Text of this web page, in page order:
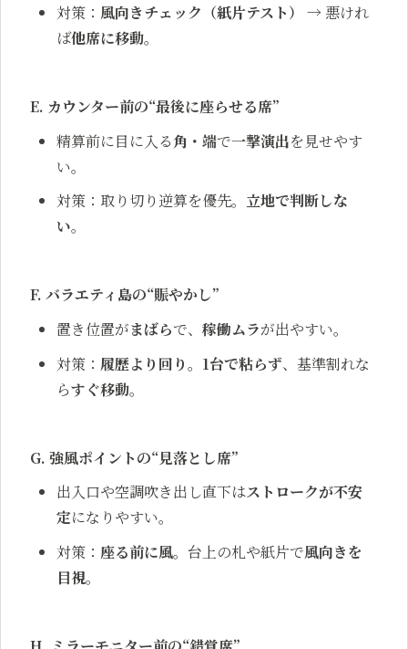
対策： 風向きチェック（紙片テスト）
→ 悪けれ
ば他席に移動。
E. カウンター前の“最後に座らせる席”
精算前に目に入る角・端で一撃演出を見せやす
い。
対策：取り切り逆算を優先。 立地で判断しな
い。
F. バラエティ島の“賑やかし”
置き位置がまばらで、稼働ムラが出やすい。
対策： 履歴より回り。 1台で粘らず、基準割れな
らすぐ移動。
G. 強風ポイントの“見落とし席”
出入口や空調吹き出し直下はストロークが不安
定になりやすい。
対策： 座る前に風。台上の札や紙片で風向きを
目視。